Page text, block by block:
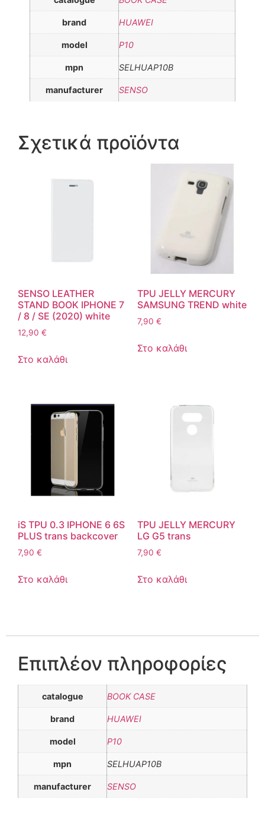
brand HUAWEI
model P10
mpn SELHUAP10B
manufacturer SENSO
Σχετικά προϊόντα
SENSO LEATHER
STAND BOOK IPHONE 7
/ 8 / SE (2020) white
12,90 €
Στο καλάθι
TPU JELLY MERCURY
SAMSUNG TREND white
7,90 €
Στο καλάθι
iS TPU 0.3 IPHONE 6 6S
PLUS trans backcover
7,90 €
Στο καλάθι
TPU JELLY MERCURY
LG G5 trans
7,90 €
Στο καλάθι
Επιπλέον πληροφορίες
catalogue BOOK CASE
brand HUAWEI
model P10
mpn SELHUAP10B
manufacturer SENSO